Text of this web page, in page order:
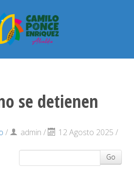
se detienen
/ admin /
12 Agosto 2025 /
Go